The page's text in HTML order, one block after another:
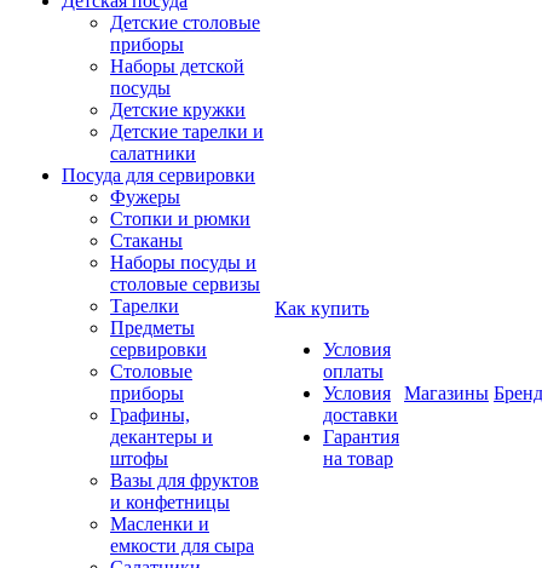
Детские столовые
приборы
Наборы детской
посуды
Детские кружки
Детские тарелки и
салатники
Посуда для сервировки
Фужеры
Стопки и рюмки
Стаканы
Наборы посуды и
столовые сервизы
Тарелки
Предметы
сервировки
Столовые
приборы
Графины,
декантеры и
штофы
Вазы для фруктов
и конфетницы
Масленки и
емкости для сыра
Как купить
Условия
оплаты
Условия
доставки
Гарантия
на товар
Магазины